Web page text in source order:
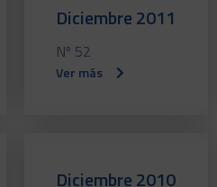
Diciembre 2011
Nº 52
Ver más
Diciembre 2010